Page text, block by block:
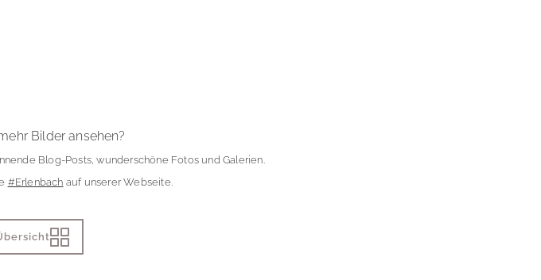
Bilder ansehen?
Blog-Posts, wunderschöne Fotos und Galerien.
#Erlenbach auf unserer Webseite.